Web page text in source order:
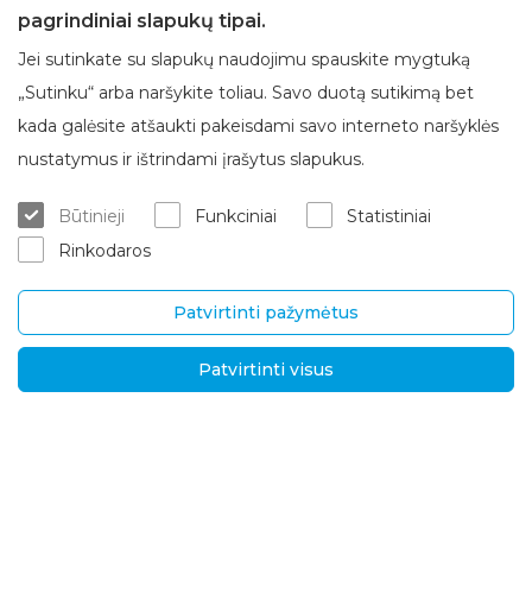
Apie Brasta Glass
Apie mus
Karjera
Kontaktai
Klientų aptarnavimas
Matavimas/konsultacija
Garantinis/ pogarantinis aptar
navimas
Pristatymas ir grąžinimas
pagrindiniai slapukų tipai.
Jei sutinkate su slapukų naudojimu spauskite mygtuką
„Sutinku“ arba naršykite toliau. Savo duotą sutikimą bet
kada galėsite atšaukti pakeisdami savo interneto naršyklės
nustatymus ir ištrindami įrašytus slapukus.
Būtinieji Funkciniai
Statistiniai
Rinkodaros
Patvirtinti pažymėtus
Patvirtinti visus